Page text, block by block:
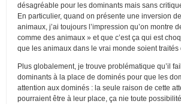
désagréable pour les dominants mais sans
En particulier, quand on présente une inversion
animaux, j’ai toujours l’impression qu’on montre
comme des animaux » et que c’est ça qui est
que les animaux dans le vrai monde soient traités
Plus globalement, je trouve problématique qu’il
dominants à la place de dominés pour que les
attention aux dominés : la seule raison de cette
pourraient être à leur place, ça nie toute possibilité